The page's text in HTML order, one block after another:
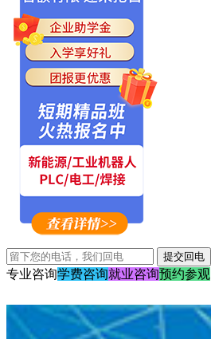
专业咨询学费咨询就业咨询预约参观